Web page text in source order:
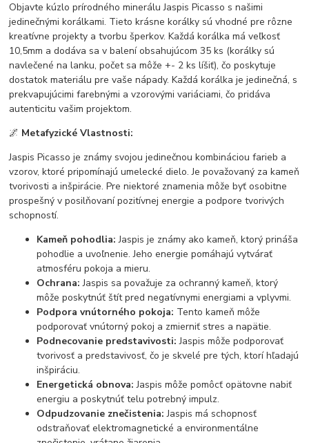
Objavte kúzlo prírodného minerálu Jaspis Picasso s našimi
jedinečnými korálkami. Tieto krásne korálky sú vhodné pre rôzne
kreatívne projekty a tvorbu šperkov. Každá korálka má veľkosť
10,5mm a dodáva sa v balení obsahujúcom 35 ks (korálky sú
navlečené na lanku, počet sa môže +- 2 ks líšiť), čo poskytuje
dostatok materiálu pre vaše nápady. Každá korálka je jedinečná, s
prekvapujúcimi farebnými a vzorovými variáciami, čo pridáva
autenticitu vašim projektom.
🌌 Metafyzické Vlastnosti:
Jaspis Picasso je známy svojou jedinečnou kombináciou farieb a
vzorov, ktoré pripomínajú umelecké dielo. Je považovaný za kameň
tvorivosti a inšpirácie. Pre niektoré znamenia môže byť osobitne
prospešný v posilňovaní pozitívnej energie a podpore tvorivých
schopností.
Kameň pohodlia: Jaspis je známy ako kameň, ktorý prináša
pohodlie a uvoľnenie. Jeho energie pomáhajú vytvárať
atmosféru pokoja a mieru.
Ochrana: Jaspis sa považuje za ochranný kameň, ktorý
môže poskytnúť štít pred negatívnymi energiami a vplyvmi.
Podpora vnútorného pokoja: Tento kameň môže
podporovať vnútorný pokoj a zmierniť stres a napätie.
Podnecovanie predstavivosti: Jaspis môže podporovať
tvorivosť a predstavivosť, čo je skvelé pre tých, ktorí hľadajú
inšpiráciu.
Energetická obnova: Jaspis môže pomôcť opätovne nabiť
energiu a poskytnúť telu potrebný impulz.
Odpudzovanie znečistenia: Jaspis má schopnosť
odstraňovať elektromagnetické a environmentálne